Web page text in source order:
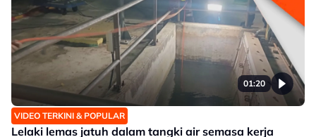
01:20
VIDEO TERKINI & POPULAR
Lelaki lemas jatuh dalam tangki air semasa kerja